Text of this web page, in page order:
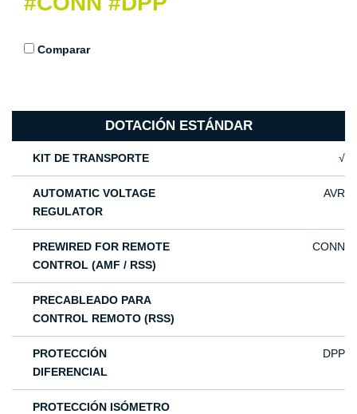
Comparar
DOTACIÓN ESTÁNDAR
KIT DE TRANSPORTE √
AUTOMATIC VOLTAGE
REGULATOR
AVR
PREWIRED FOR REMOTE
CONTROL (AMF / RSS)
CONN
PRECABLEADO PARA
CONTROL REMOTO (RSS)
PROTECCIÓN
DIFERENCIAL
DPP
PROTECCIÓN ISÓMETRO